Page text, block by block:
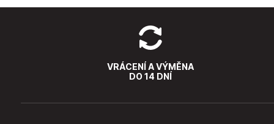
VRÁCENÍ A VÝMĚNA
DO 14 DNÍ